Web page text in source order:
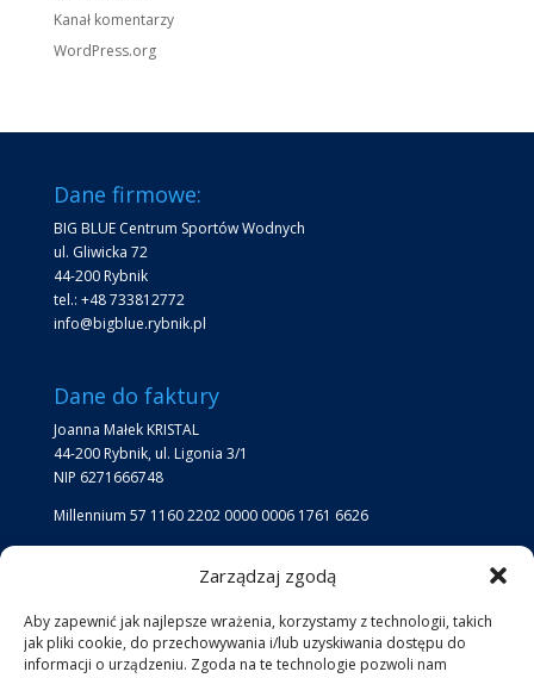
Zarządzaj zgodą
Aby zapewnić jak najlepsze wrażenia, korzystamy z technologii, takich
jak pliki cookie, do przechowywania i/lub uzyskiwania dostępu do
informacji o urządzeniu. Zgoda na te technologie pozwoli nam
Kanał komentarzy
WordPress.org
Dane firmowe:
BIG BLUE Centrum Sportów Wodnych
ul. Gliwicka 72
44-200 Rybnik
tel.: +48 733812772
info@bigblue.rybnik.pl
Dane do faktury
Joanna Małek KRISTAL
44-200 Rybnik, ul. Ligonia 3/1
NIP 6271666748
Millennium 57 1160 2202 0000 0006 1761 6626
Lokalizacja Big Blue:
jezioro przy kąpielisku Ruda